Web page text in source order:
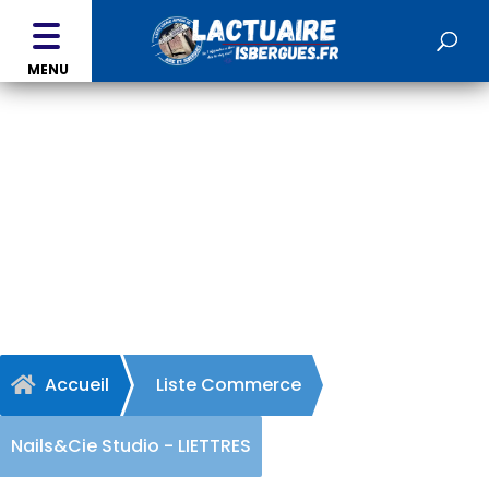
MENU
 Accueil Liste Commerce
Nails&Cie Studio - LIETTRES